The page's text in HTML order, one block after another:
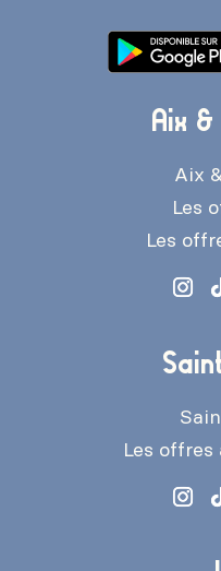
Aix
Aix
Les
Les
Les